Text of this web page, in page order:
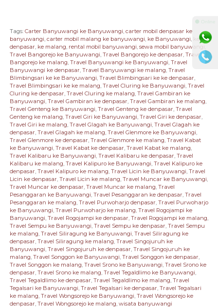
Tags: Carter Banyuwangi ke Banyuwangi, carter mobil denpasar ke
banyuwangi, carter mobil malang ke banyuwangi, ke Banyuwangi, ke
denpasar, ke malang, rental mobil banyuwangi, sewa mobil banyuwangi
Travel Bangorejo ke Banyuwangi, Travel Bangorejo ke denpasar, Travel
Bangorejo ke malang, Travel Banyuwangi ke Banyuwangi, Travel
Banyuwangi ke denpasar, Travel Banyuwangi ke malang, Travel
Blimbingsari ke ke Banyuwangi, Travel Blimbingsari ke ke denpasar,
Travel Blimbingsari ke ke malang, Travel Cluring ke Banyuwangi, Travel
Cluring ke denpasar, Travel Cluring ke malang, Travel Gambiran ke
Banyuwangi, Travel Gambiran ke denpasar, Travel Gambiran ke malang,
Travel Genteng ke Banyuwangi, Travel Genteng ke denpasar, Travel
Genteng ke malang, Travel Giri ke Banyuwangi, Travel Giri ke denpasar,
Travel Giri ke malang, Travel Glagah ke Banyuwangi, Travel Glagah ke
denpasar, Travel Glagah ke malang, Travel Glenmore ke Banyuwangi,
Travel Glenmore ke denpasar, Travel Glenmore ke malang, Travel Kabat
ke Banyuwangi, Travel Kabat ke denpasar, Travel Kabat ke malang,
Travel Kalibaru ke Banyuwangi, Travel Kalibaru ke denpasar, Travel
Kalibaru ke malang, Travel Kalipuro ke Banyuwangi, Travel Kalipuro ke
denpasar, Travel Kalipuro ke malang, Travel Licin ke Banyuwangi, Travel
Licin ke denpasar, Travel Licin ke malang, Travel Muncar ke Banyuwangi,
Travel Muncar ke denpasar, Travel Muncar ke malang, Travel
Pesanggaran ke Banyuwangi, Travel Pesanggaran ke denpasar, Travel
Pesanggaran ke malang, Travel Purwoharjo denpasar, Travel Purwoharjo
ke Banyuwangi, Travel Purwoharjo ke malang, Travel Rogojampi ke
Banyuwangi, Travel Rogojampi ke denpasar, Travel Rogojampi ke malang,
Travel Sempu ke Banyuwangi, Travel Sempu ke denpasar, Travel Sempu
ke malang, Travel Siliragung ke Banyuwangi, Travel Siliragung ke
denpasar, Travel Siliragung ke malang, Travel Singojuruh ke
Banyuwangi, Travel Singojuruh ke denpasar, Travel Singojuruh ke
malang, Travel Songgon ke Banyuwangi, Travel Songgon ke denpasar,
Travel Songgon ke malang, Travel Srono ke Banyuwangi, Travel Srono ke
denpasar, Travel Srono ke malang, Travel Tegaldlimo ke Banyuwangi,
Travel Tegaldlimo ke denpasar, Travel Tegaldlimo ke malang, Travel
Tegalsari ke Banyuwangi, Travel Tegalsari ke denpasar, Travel Tegalsari
ke malang, Travel Wongsorejo ke Banyuwangi, Travel Wongsorejo ke
denpasar, Travel Wongsorejo ke malang, wisata banyuwangi
⚫ Online